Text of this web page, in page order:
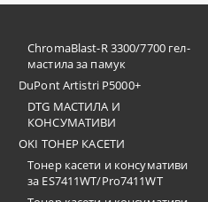
ChromaBlast-R 3300/7700 гел-
мастила за памук
DuPont Artistri P5000+
DTG МАСТИЛА И
КОНСУМАТИВИ
OKI ТОНЕР КАСЕТИ
Тонер касети и консумативи
за ES7411WT/Pro7411WT